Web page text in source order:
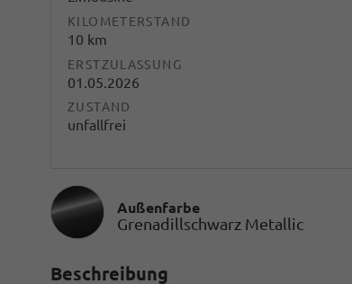
KILOMETERSTAND
10 km
ERSTZULASSUNG
01.05.2026
ZUSTAND
unfallfrei
Außenfarbe
Grenadillschwarz Metallic
Beschreibung